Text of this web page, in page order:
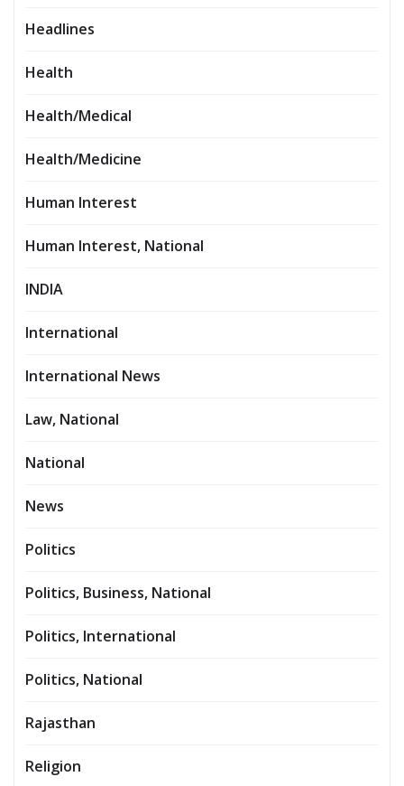
Headlines
Health
Health/Medical
Health/Medicine
Human Interest
Human Interest, National
INDIA
International
International News
Law, National
National
News
Politics
Politics, Business, National
Politics, International
Politics, National
Rajasthan
Religion